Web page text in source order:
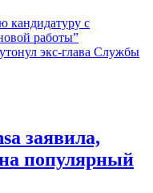
кандидатуру с
работы”
экс-глава Службы
заявила,
популярный